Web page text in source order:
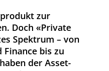
zur
Doch «Private
Spektrum – von
bis zu
der Asset-